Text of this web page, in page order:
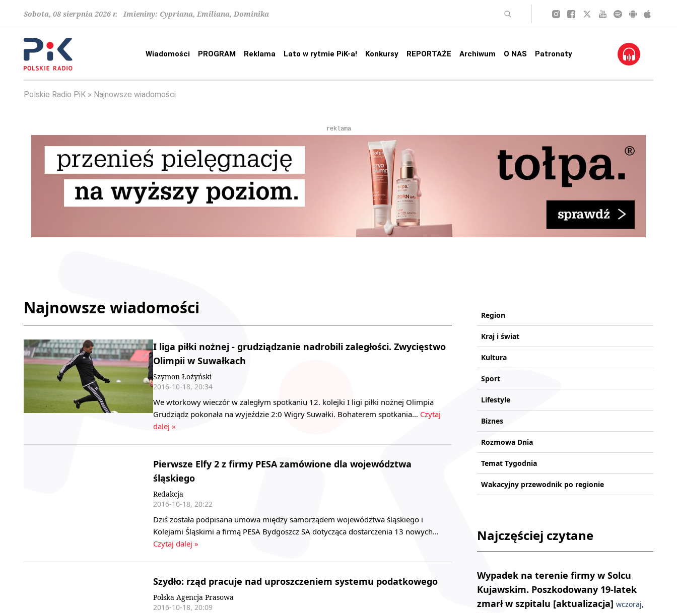
Sobota, 08 sierpnia 2026 r. Imieniny: Cypriana, Emiliana, Dominika
Wiadomości PROGRAM Reklama Lato w rytmie PiK-a! Konkursy REPORTAŻE Archiwum O NAS Patronaty
Polskie Radio PiK Najnowsze wiadomości
reklama
Najnowsze wiadomości
I liga piłki nożnej - grudziądzanie nadrobili zaległości. Zwycięstwo
Olimpii w Suwałkach
Szymon Łożyński
2016-10-18, 20:34
We wtorkowy wieczór w zaległym spotkaniu 12. kolejki I ligi piłki nożnej Olimpia
Grudziądz pokonała na wyjeździe 2:0 Wigry Suwałki. Bohaterem spotkania… Czytaj
dalej »
Pierwsze Elfy 2 z firmy PESA zamówione dla województwa
śląskiego
Redakcja
2016-10-18, 20:22
Dziś została podpisana umowa między samorządem województwa śląskiego i
Kolejami Śląskimi a firmą PESA Bydgoszcz SA dotycząca dostarczenia 13 nowych…
Czytaj dalej »
Szydło: rząd pracuje nad uproszczeniem systemu podatkowego
Polska Agencja Prasowa
2016-10-18, 20:09
Region
Kraj i świat
Kultura
Sport
Lifestyle
Biznes
Rozmowa Dnia
Temat Tygodnia
Wakacyjny przewodnik po regionie
Najczęściej czytane
Wypadek na terenie firmy w Solcu
Kujawskim. Poszkodowany 19-latek
zmarł w szpitalu [aktualizacja] wczoraj,